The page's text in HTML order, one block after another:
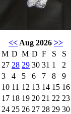
<< Aug 2026 >>
M D M D F S
S
27 28 29 30 31 1
2
3
4 5 6 7 8
9
10 11 12 13 14 15 16
17 18 19 20 21 22 23
24 25 26 27 28 29 30